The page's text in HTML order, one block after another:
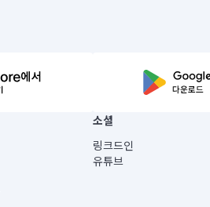
소셜
링크드인
유튜브